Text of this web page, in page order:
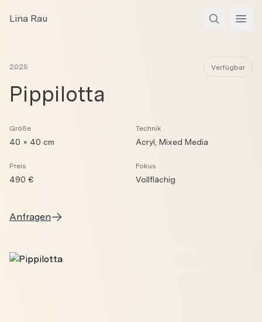
Lina Rau
2025 Verfügbar
Pippilotta
Größe
40 × 40 cm
Technik
Acryl, Mixed Media
Preis
490 €
Fokus
Vollflächig
Anfragen